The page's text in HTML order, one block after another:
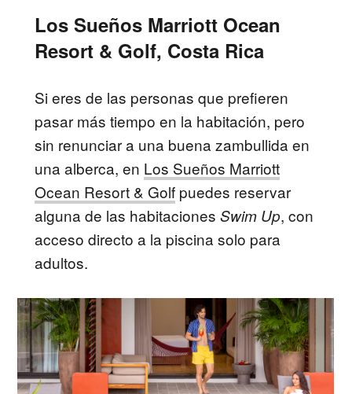
Los Sueños Marriott Ocean
Resort & Golf, Costa Rica
Si eres de las personas que prefieren
pasar más tiempo en la habitación, pero
sin renunciar a una buena zambullida en
una alberca, en Los Sueños Marriott
Ocean Resort & Golf puedes reservar
alguna de las habitacionesSwim Up, con
acceso directo a la piscina solo para
adultos.